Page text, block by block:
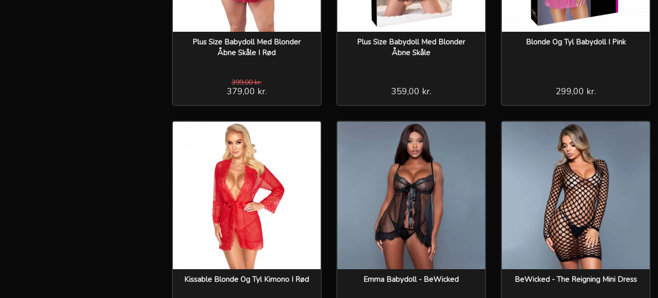
Plus Size Babydoll Med Blonder
Åbne Skåle I Rød
399,00 kr.
379,00 kr.
Plus Size Babydoll Med Blonder
Åbne Skåle
359,00 kr.
Blonde Og Tyl Babydoll I Pink
299,00 kr.
Kissable Blonde Og Tyl Kimono I Rød Emma Babydoll - BeWicked BeWicked - The Reigning Mini Dress